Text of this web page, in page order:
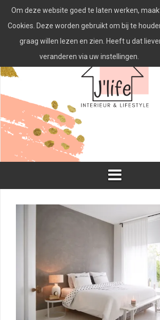
naar
inhoud
Om deze website goed te laten werken,
Cookies. Deze worden gebruikt om bij te
graag willen lezen en zien. Heeft u dat
veranderen via uw instellingen.